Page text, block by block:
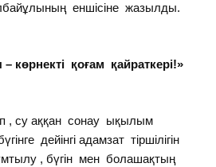
еншісіне жазылды.
– көрнекті қоғам қайраткері!»
су аққан сонау ықылым
дейінгі адамзат тіршілігін
, бүгін мен болашақтың